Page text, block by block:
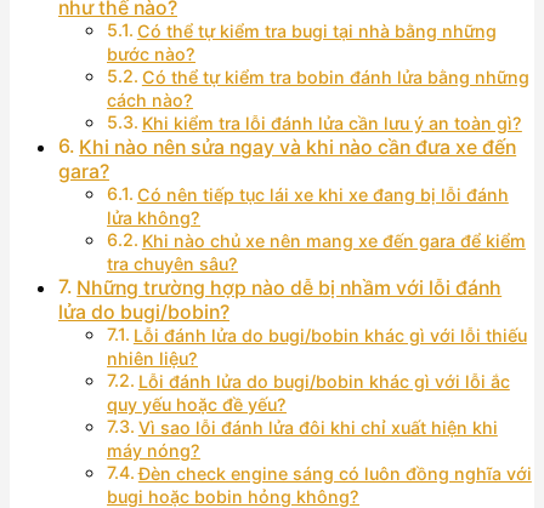
như thế nào?
Có thể tự kiểm tra bugi tại nhà bằng những
bước nào?
Có thể tự kiểm tra bobin đánh lửa bằng những
cách nào?
Khi kiểm tra lỗi đánh lửa cần lưu ý an toàn gì?
Khi nào nên sửa ngay và khi nào cần đưa xe đến
gara?
Có nên tiếp tục lái xe khi xe đang bị lỗi đánh
lửa không?
Khi nào chủ xe nên mang xe đến gara để kiểm
tra chuyên sâu?
Những trường hợp nào dễ bị nhầm với lỗi đánh
lửa do bugi/bobin?
Lỗi đánh lửa do bugi/bobin khác gì với lỗi thiếu
nhiên liệu?
Lỗi đánh lửa do bugi/bobin khác gì với lỗi ắc
quy yếu hoặc đề yếu?
Vì sao lỗi đánh lửa đôi khi chỉ xuất hiện khi
máy nóng?
Đèn check engine sáng có luôn đồng nghĩa với
bugi hoặc bobin hỏng không?